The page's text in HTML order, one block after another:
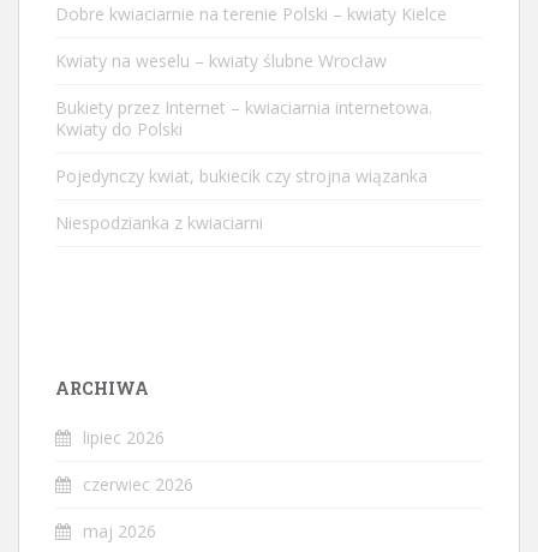
Dobre kwiaciarnie na terenie Polski – kwiaty Kielce
Kwiaty na weselu – kwiaty ślubne Wrocław
Bukiety przez Internet – kwiaciarnia internetowa.
Kwiaty do Polski
Pojedynczy kwiat, bukiecik czy strojna wiązanka
Niespodzianka z kwiaciarni
ARCHIWA
lipiec 2026
czerwiec 2026
maj 2026